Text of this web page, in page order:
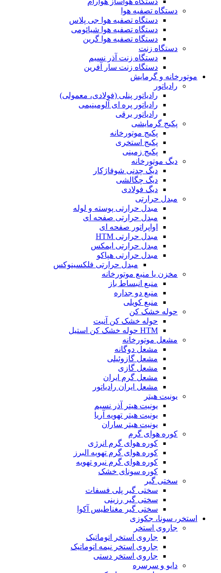
دستگاه تصفیه هوا
دستگاه تصفیه هوا جی پلاس
دستگاه تصفیه هوا شیائومی
دستگاه تصفیه هوا گرین
دستگاه زنت
دستگاه زنت آذر نسیم
دستگاه زنت سار آفرین
موتورخانه و گرمایش
رادیاتور
رادیاتور پنلی (فولادی، معمولی)
رادیاتور پره ای آلومینیمی
رادیاتور برقی
پکیج گرمایشی
پکیج موتورخانه
پکیج استخری
پکیج زمینی
دیگ موتورخانه
دیگ چدنی شوفاژکار
دیگ چگالشی
دیگ فولادی
مبدل حرارتی
مبدل حرارتی پوسته و لوله
مبدل حرارتی صفحه ای
اواپراتور صفحه ای
مبدل حرارتی HTM
مبدل حرارتی ایمکس
مبدل حرارتی هپاکو
مبدل حرارتی فلکسینوکس
مخزن یا منبع موتورخانه
منبع انبساط باز
منبع دو جداره
منبع کویلی
حوله خشک کن
حوله خشک کن آنیت
HTM حوله خشک کن استیل
مشعل موتورخانه
مشعل دوگانه
مشعل گازوئیلی
مشعل گازی
مشعل گرم ایران
مشعل ایران رادیاتور
یونیت هیتر
یونیت هیتر آذر نسیم
یونیت هیتر تهویه آریا
یونیت هیتر ساران
کوره هوای گرم
کوره هوای گرم انرژی
کوره هوای گرم تهویه البرز
کوره هوای گرم نیرو تهویه
کوره سونای خشک
سختی گیر
سختی گیر پلی فسفات
سختی گیر رزینی
سختی گیر مغناطیس آکوا
استخر، سونا، جکوزی
جاروی استخر
جاروی استخر اتوماتیک
جاروی استخر نیمه اتوماتیک
جاروی استخر دستی
دایو و سرسره